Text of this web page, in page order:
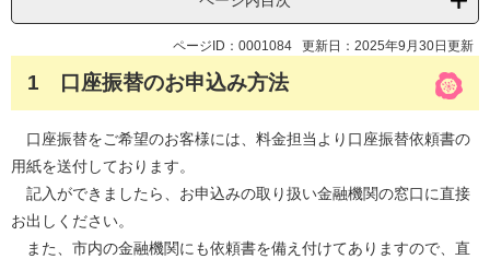
ページID：0001084 更新日：2025年9月30日更新
1 口座振替のお申込み方法
口座振替をご希望のお客様には、料金担当より口座振替依頼書の
用紙を送付しております。
記入ができましたら、お申込みの取り扱い金融機関の窓口に直接
お出しください。
また、市内の金融機関にも依頼書を備え付けてありますので、直